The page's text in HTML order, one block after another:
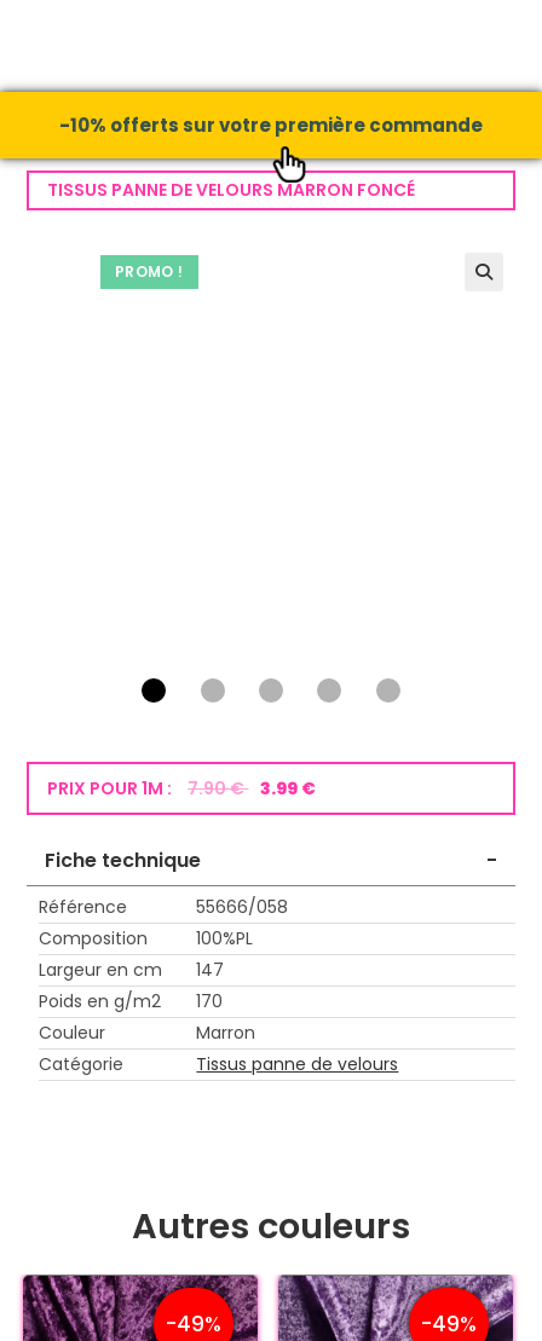
-10% offerts sur votre première commande
PROMO !
TISSUS PANNE DE VELOURS MARRON FONCÉ
PRIX POUR 1M : 7.90 € 3.99 €
Fiche technique -
Référence
55666/058
Composition
100%PL
Largeur en cm
147
Poids en g/m2
170
Couleur
Marron
Catégorie
Tissus panne de velours
Autres couleurs
-49% -49%